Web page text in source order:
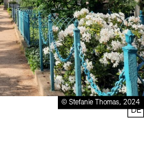
© Stefanie Thomas, 2024
DE